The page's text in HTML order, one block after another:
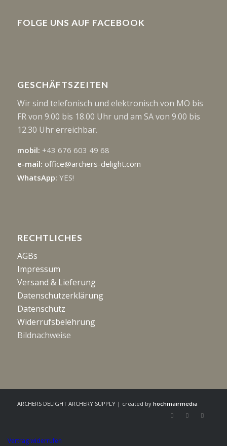
FOLGE UNS AUF FACEBOOK
GESCHÄFTSZEITEN
Wir sind telefonisch und elektronisch von MO bis
FR von 9.00 bis 18.00 Uhr und am SA von 9.00 bis
12.30 Uhr erreichbar.
mobil: +43 676 603 49 68
e-mail: office@archers-delight.com
WhatsApp: YES!
RECHTLICHES
AGBs
Impressum
Versand & Lieferung
Datenschutzerklärung
Datenschutz
Widerrufsbelehrung
Bildnachweise
ARCHERS DELIGHT ARCHERY SUPPLY | created by hochmairmedia
Vertrag widerrufen